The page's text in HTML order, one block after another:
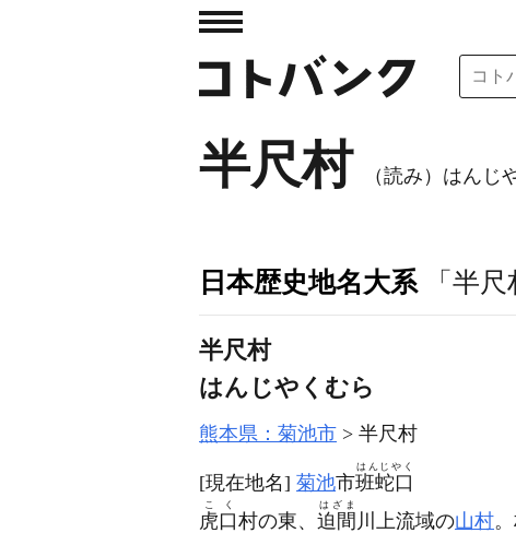
半尺村 （読み）はんじ
日本歴史地名大系 「半
半尺村
はんじやくむら
熊本県：菊池市 半尺村
[現在地名] 菊池市班蛇口
はんじやく
虎口
こく
村の東、 迫間
はざま
川上流域の山村